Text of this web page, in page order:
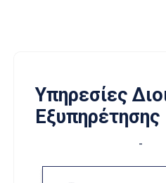
Υπηρεσίες
Εξυπηρέτησης
-